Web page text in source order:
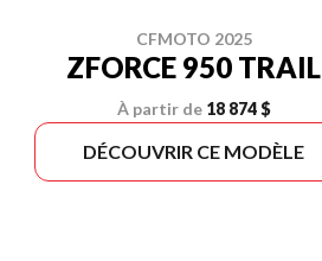
CFMOTO 2025
ZFORCE 950 TRAIL
À partir de 18 874 $
DÉCOUVRIR CE MODÈLE